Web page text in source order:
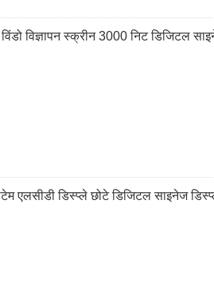
विज्ञापन स्क्रीन 3000 निट डिजिटल
एलसीडी डिस्प्ले छोटे डिजिटल साइनेज